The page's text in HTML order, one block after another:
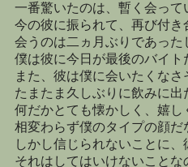
一番驚いたのは、暫く会っ
今の彼に振られて、再び付
会うのは二ヵ月ぶりであっ
僕は彼に今日が最後のバイ
また、彼は僕に会いたくなさ
たまたま久しぶりに飲みに
何だかとても懐かしく、嬉し
相変わらず僕のタイプの顔
しかし信じられないことに
それはしてはいけないこと